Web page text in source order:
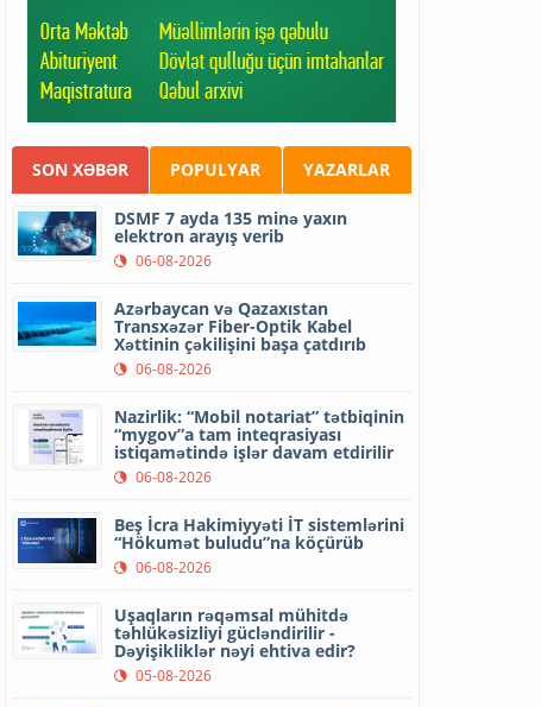
SON XƏBƏR POPULYAR YAZARLAR
DSMF 7 ayda 135 minə yaxın
elektron arayış verib
06-08-2026
Azərbaycan və Qazaxıstan
Transxəzər Fiber-Optik Kabel
Xəttinin çəkilişini başa çatdırıb
06-08-2026
Nazirlik: “Mobil notariat” tətbiqinin
“mygov”a tam inteqrasiyası
istiqamətində işlər davam etdirilir
06-08-2026
Beş İcra Hakimiyyəti İT sistemlərini
“Hökumət buludu”na köçürüb
06-08-2026
Uşaqların rəqəmsal mühitdə
təhlükəsizliyi gücləndirilir -
Dəyişikliklər nəyi ehtiva edir?
05-08-2026